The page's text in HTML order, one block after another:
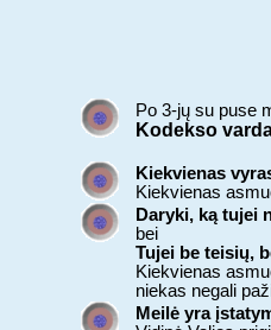
Po 3-jų su puse
Kodekso
Kiekvienas
Kiekvienas
Daryki, ką tujei
bei
Tujei be teisių,
Kiekvienas
niekas negali
Meilė yra